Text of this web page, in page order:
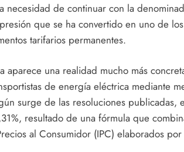
necesidad de continuar con la
que se ha convertido en uno de
tarifarios permanentes.
aparece una realidad mucho más
de energía eléctrica mediante
surge de las resoluciones publicadas,
resultado de una fórmula que
al Consumidor (IPC) elaborados